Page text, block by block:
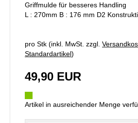
Griffmulde für besseres Handling
L : 270mm B : 176 mm D2
pro Stk (inkl. MwSt. zzgl.
Standardartikel)
49,90 EUR
Artikel in ausreichender Menge